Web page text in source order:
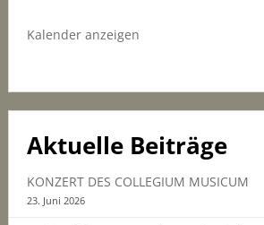
Kalender anzeigen
Aktuelle Beiträge
KONZERT DES COLLEGIUM MUSICUM
23. Juni 2026